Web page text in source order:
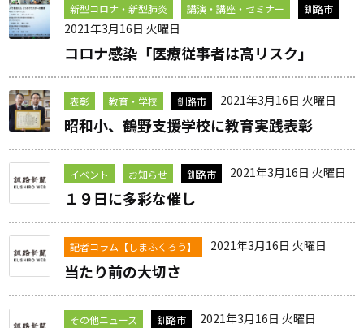
新型コロナ・新型肺炎 講演・講座・セミナー 釧路市
2021年3月16日 火曜日
コロナ感染「医療従事者は高リスク」
表彰 教育・学校 釧路市 2021年3月16日 火曜日
昭和小、鶴野支援学校に教育実践表彰
イベント お知らせ 釧路市 2021年3月16日 火曜日
１９日に多彩な催し
記者コラム【しまふくろう】 2021年3月16日 火曜日
当たり前の大切さ
その他ニュース 釧路市 2021年3月16日 火曜日